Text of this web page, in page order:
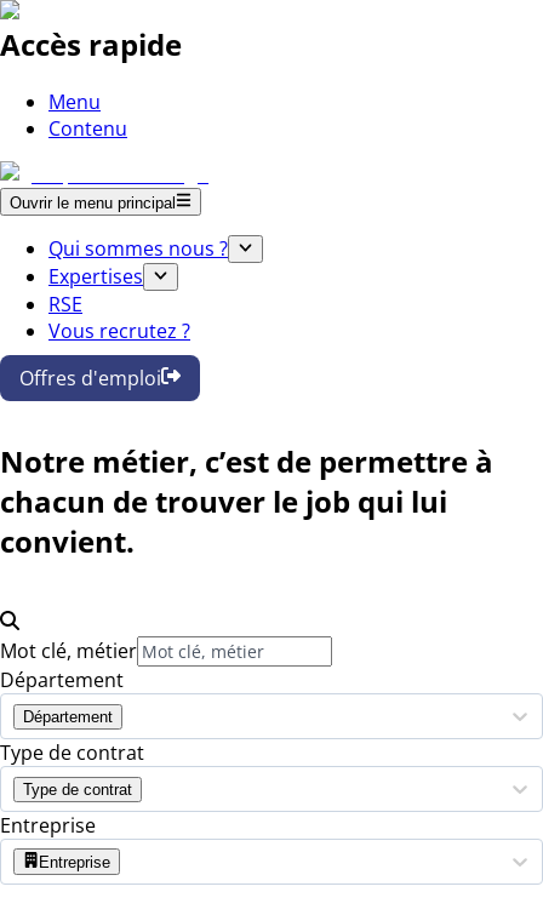
Accès rapide
Menu
Contenu
Ouvrir le menu principal
Qui sommes nous ?
Expertises
RSE
Vous recrutez ?
Offres d'emploi
Notre métier, c’est de permettre à
chacun de trouver le job qui lui
convient.
Mot clé, métier
Département
Département
Type de contrat
Type de contrat
Entreprise
Entreprise